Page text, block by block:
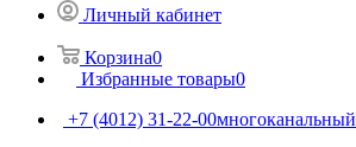
Личный кабинет
Корзина0
Избранные товары0
+7 (4012) 31-22-00многоканальный